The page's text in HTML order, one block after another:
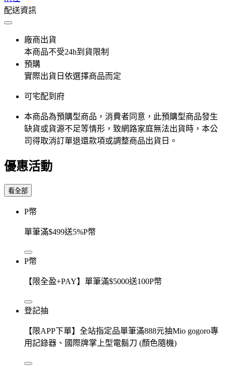
配送資訊
廠商出貨
本商品不受24h到貨限制
預購
實際出貨日依選擇商品而定
可宅配到府
本商品為預購型商品，消費者同意，此預購型商品發生
缺貨或貨源不足等情形，​致網路家庭無法出貨時，本公
司得取消訂單退還款項或調整商品出貨日。
優惠活動
看全部
P幣
單筆滿$499送5%P幣
P幣
【限全盈+PAY】單筆滿$5000送100P幣
登記抽
【限APP下單】全站指定品單筆滿888元抽Mio gogoro專
用記錄器、國際牌掌上型電鬍刀 (顏色隨機)